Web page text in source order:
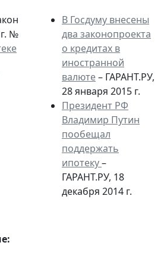
№
В Госдуму внесены
два законопроекта
о кредитах в
иностранной
валюте– ГАРАНТ.РУ,
28 января 2015 г.
Президент РФ
Владимир Путин
пообещал
поддержать
ипотеку–
ГАРАНТ.РУ, 18
декабря 2014 г.